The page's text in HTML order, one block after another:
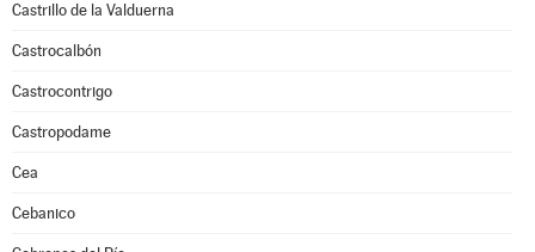
Castrillo de la Valduerna
Castrocalbón
Castrocontrigo
Castropodame
Cea
Cebanico